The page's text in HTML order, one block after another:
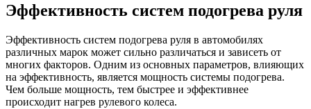
Эффективность систем подогрева руля
Эффективность систем подогрева руля в автомобилях
различных марок может сильно различаться и зависеть от
многих факторов. Одним из основных параметров, влияющих
на эффективность, является мощность системы подогрева.
Чем больше мощность, тем быстрее и эффективнее
происходит нагрев рулевого колеса.